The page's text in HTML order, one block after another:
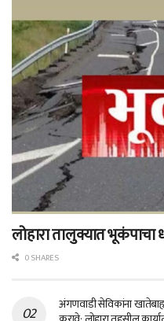
लोहारा तालुक्यात भूकंपाचा
0 SHARES
अंगणवाडी सेविकांना